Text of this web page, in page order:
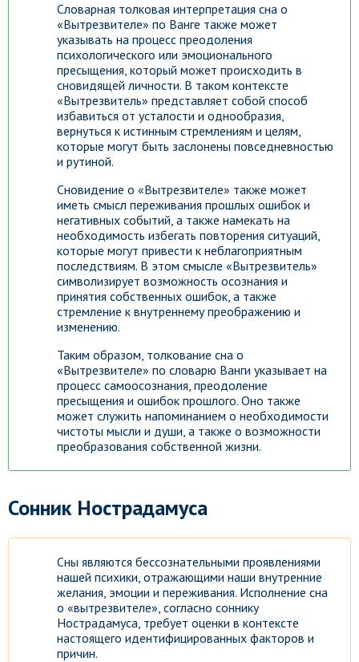
Словарная толковая интерпретация сна о
«Вытрезвителе» по Ванге также может
указывать на процесс преодоления
психологического или эмоционального
пресыщения, который может происходить в
сновидящей личности. В таком контексте
«Вытрезвитель» представляет собой способ
избавиться от усталости и однообразия,
вернуться к истинным стремлениям и целям,
которые могут быть заслонены повседневностью
и рутиной.
Сновидение о «Вытрезвителе» также может
иметь смысл переживания прошлых ошибок и
негативных событий, а также намекать на
необходимость избегать повторения ситуаций,
которые могут привести к неблагоприятным
последствиям. В этом смысле «Вытрезвитель»
символизирует возможность осознания и
принятия собственных ошибок, а также
стремление к внутреннему преображению и
изменению.
Таким образом, толкование сна о
«Вытрезвителе» по словарю Ванги указывает на
процесс самоосознания, преодоление
пресыщения и ошибок прошлого. Оно также
может служить напоминанием о необходимости
чистоты мысли и души, а также о возможности
преобразования собственной жизни.
Сонник Нострадамуса
Сны являются бессознательными проявлениями
нашей психики, отражающими наши внутренние
желания, эмоции и переживания. Исполнение сна
о «вытрезвителе», согласно соннику
Нострадамуса, требует оценки в контексте
настоящего идентифицированных факторов и
причин.